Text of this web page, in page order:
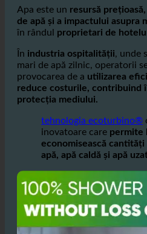
Apa este un resursă
de apă și a impactului asupra
în rândul proprietari de
În industria ospitalității, unde
mari de apă zilnic, operatorii
provocarea de a utilizarea
reduce costurile, contribuind
protecția mediului.
tehnologia ecoturbino®
inovatoare care permite
economisească
apă, apă caldă și apă